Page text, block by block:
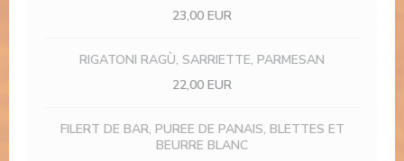
23,00 EUR
RIGATONI RAGÙ, SARRIETTE, PARMESAN
22,00 EUR
FILERT DE BAR, PUREE DE PANAIS, BLETTES ET
BEURRE BLANC